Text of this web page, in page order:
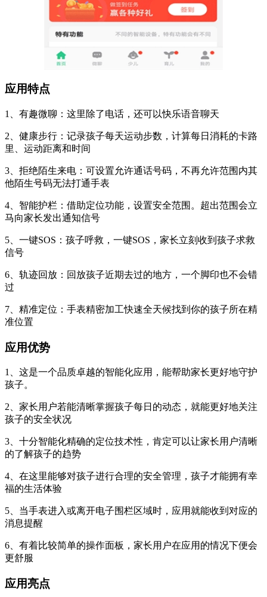
应用特点
1、有趣微聊：这里除了电话，还可以快乐语音聊天
2、健康步行：记录孩子每天运动步数，计算每日消耗的卡路
里、运动距离和时间
3、拒绝陌生来电：可设置允许通话号码，不再允许范围内其
他陌生号码无法打通手表
4、智能护栏：借助定位功能，设置安全范围。超出范围会立
马向家长发出通知信号
5、一键SOS：孩子呼救，一键SOS，家长立刻收到孩子求救
信号
6、轨迹回放：回放孩子近期去过的地方，一个脚印也不会错
过
7、精准定位：手表精密加工快速全天候找到你的孩子所在精
准位置
应用优势
1、这是一个品质卓越的智能化应用，能帮助家长更好地守护
孩子。
2、家长用户若能清晰掌握孩子每日的动态，就能更好地关注
孩子的安全状况
3、十分智能化精确的定位技术性，肯定可以让家长用户清晰
的了解孩子的趋势
4、在这里能够对孩子进行合理的安全管理，孩子才能拥有幸
福的生活体验
5、当手表进入或离开电子围栏区域时，应用就能收到对应的
消息提醒
6、有着比较简单的操作面板，家长用户在应用的情况下便会
更舒服
应用亮点